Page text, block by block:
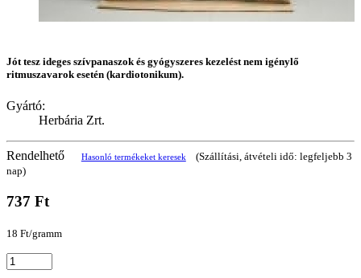
Jót tesz ideges szívpanaszok és gyógyszeres kezelést nem igénylő
ritmuszavarok esetén (kardiotonikum).
Gyártó:
Herbária Zrt.
Rendelhető Hasonló termékeket keresek
(Szállítási, átvételi idő: legfeljebb 3
nap)
737 Ft
18 Ft/gramm